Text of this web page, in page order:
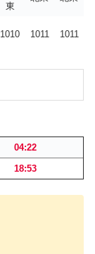
東
1010 1011 1011
04:22
18:53